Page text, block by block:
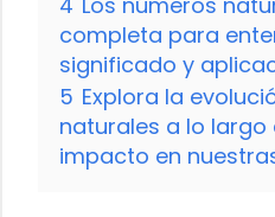
completa para
significado y
5 Explora la
naturales a lo largo
impacto en